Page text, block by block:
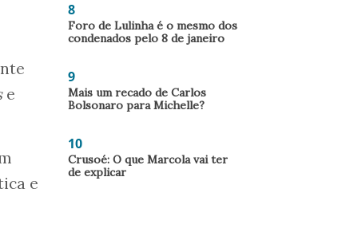
e
e
8
Foro de Lulinha é o mesmo dos
condenados pelo 8 de janeiro
9
Mais um recado de Carlos
Bolsonaro para Michelle?
10
Crusoé: O que Marcola vai ter
de explicar